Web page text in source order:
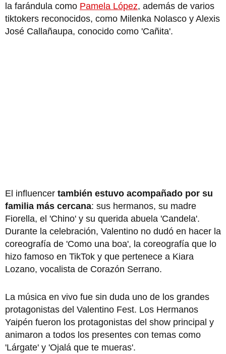
la farándula como Pamela López, además de varios
tiktokers reconocidos, como Milenka Nolasco y Alexis
José Callañaupa, conocido como 'Cañita'.
El influencer también estuvo acompañado por su
familia más cercana: sus hermanos, su madre
Fiorella, el 'Chino' y su querida abuela 'Candela'.
Durante la celebración, Valentino no dudó en hacer la
coreografía de 'Como una boa', la coreografía que lo
hizo famoso en TikTok y que pertenece a Kiara
Lozano, vocalista de Corazón Serrano.
La música en vivo fue sin duda uno de los grandes
protagonistas del Valentino Fest. Los Hermanos
Yaipén fueron los protagonistas del show principal y
animaron a todos los presentes con temas como
'Lárgate' y 'Ojalá que te mueras'.